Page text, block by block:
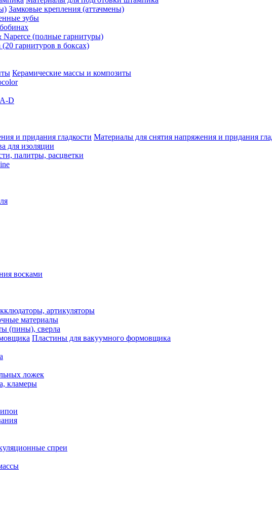
Замковые крепления (аттачмены)
зубы
(полные гарнитуры)
гарнитуров в боксах)
Керамические массы и композиты
D
Материалы для снятия напряжения и придания
для изоляции
палитры, расцветки
восками
артикуляторы
материалы
(пины), сверла
Пластины для вакуумного формовщика
ложек
кламеры
спреи